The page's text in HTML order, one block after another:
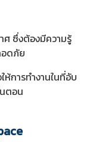
ซึ่งต้องมีความรู้
อดภัย
การทำงานในที่อับ
ตอน